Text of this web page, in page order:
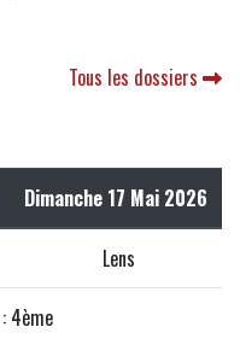
Tous les dossiers
Dimanche 17 Mai 2026
Lens
4ème